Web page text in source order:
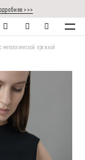
>>>
пряжкой